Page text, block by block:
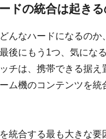
ドの統合は起きる
んなハードになるのか
後にもう1つ、気にな
チは、携帯できる据え
ム機のコンテンツを統
統合する最も大きな要